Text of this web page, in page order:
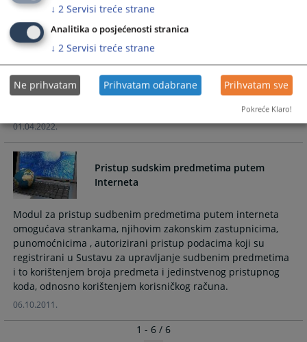
29.01.2025.
Javni poziv za dostavljanje ponuda
Javni poziv za dostavljanje ponuda za nabavku usluga pranja
01.04.2022.
Pristup sudskim predmetima putem
Interneta
Modul za pristup sudbenim predmetima putem interneta
omogućava strankama, njihovim zakonskim zastupnicima,
punomoćnicima , autorizirani pristup podacima koji su
registrirani u Sustavu za upravljanje sudbenim predmetima
i to korištenjem broja predmeta i jedinstvenog pristupnog
koda, odnosno korištenjem korisničkog računa.
06.10.2011.
1 - 6 / 6
↓ 2 Servisi treće strane
Analitika o posjećenosti stranica
↓ 2 Servisi treće strane
Ne prihvatam Prihvatam odabrane Prihvatam sve
Pokreće Klaro!